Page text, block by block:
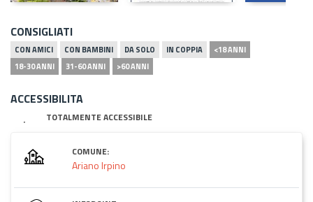
CONSIGLIATI
CON AMICI CON BAMBINI DA SOLO IN COPPIA
<18 ANNI
18-30 ANNI
31-60 ANNI >60 ANNI
ACCESSIBILITA
TOTALMENTE ACCESSIBILE
COMUNE:
Ariano Irpino